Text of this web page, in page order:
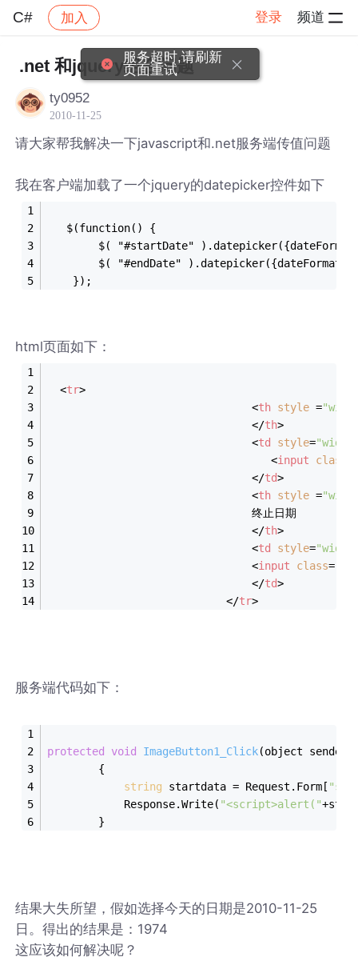
C# 加入 登录 频道
C# 帖子详情
.net 和jquery组合问题
ty0952
2010-11-25
请大家帮我解决一下javascript和.net服务端传值问题
我在客户端加载了一个jquery的datepicker控件如下
   $(function() {
	});
html页面如下：
<tr>
<th style =
</th>
<td style=
<input class
</td>
<th style =
                                终止日期
</th>
<td style=
<input class=
</td>
</tr>
服务端代码如下：
protected void ImageButton1_Click(object sender,
        {
string startdata = Request.Form[
            Response.Write(
"<script>alert("
        }
结果大失所望，假如选择今天的日期是2010-11-25
日。得出的结果是：1974
这应该如何解决呢？
服务超时,请刷新
页面重试